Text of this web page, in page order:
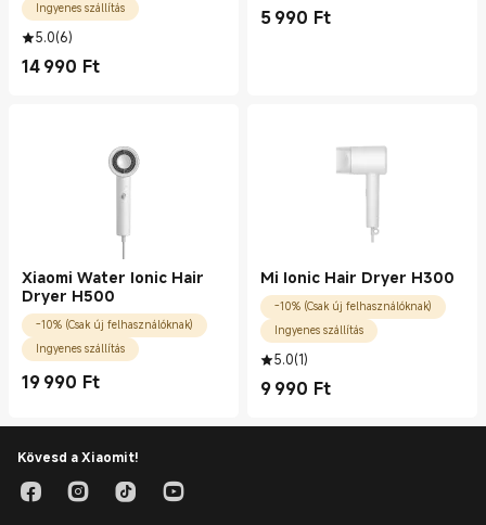
Ingyenes szállítás
5.0(6)
14 990 Ft
Current Price Ft14990.00
5 990 Ft
Current Price Ft5990.00
Xiaomi Water Ionic Hair
Dryer H500
-10% (Csak új felhasználóknak)
Ingyenes szállítás
19 990 Ft
Current Price Ft19990.00
Mi Ionic Hair Dryer H300
-10% (Csak új felhasználóknak)
Ingyenes szállítás
5.0(1)
9 990 Ft
Current Price Ft9990.00
Kövesd a Xiaomit!